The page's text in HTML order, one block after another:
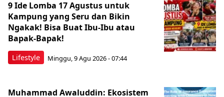
Lifestyle
9 Ide Lomba 17 Agustus untuk
Kampung yang Seru dan Bikin
Ngakak! Bisa Buat Ibu-Ibu atau
Bapak-Bapak!
Minggu, 9 Agu 2026 - 07:44
Muhammad Awaluddin: Ekosistem